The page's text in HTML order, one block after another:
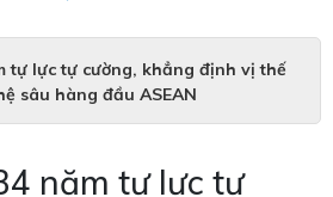
tự lực tự cường, khẳng định vị thế
sâu hàng đầu ASEAN
năm tự lực tự